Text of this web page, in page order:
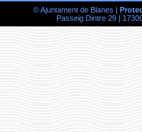
© Ajuntament de Blanes |
Passeig Dintre 29 |